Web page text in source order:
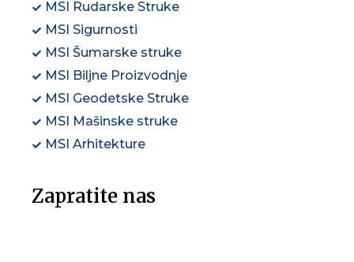
MSI Rudarske Struke
MSI Sigurnosti
MSI Šumarske struke
MSI Biljne Proizvodnje
MSI Geodetske Struke
MSI Mašinske struke
MSI Arhitekture
Zapratite nas